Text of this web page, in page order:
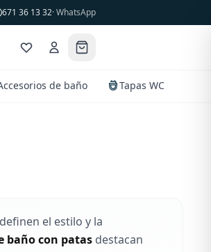
671 36 13 32· WhatsApp
de baño Tapas WC
el estilo y la
baño con patas destacan